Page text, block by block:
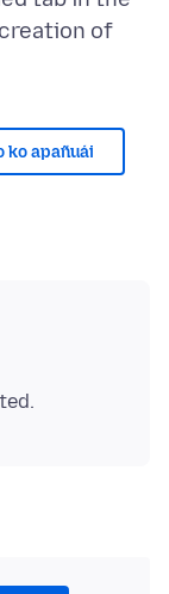
of
ko apañuái